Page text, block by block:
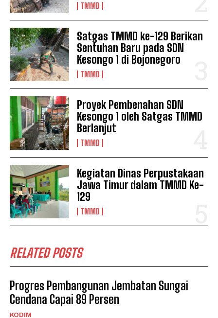
TMMD
Satgas TMMD ke-129 Berikan
Sentuhan Baru pada SDN
Kesongo 1 di Bojonegoro
TMMD
Proyek Pembenahan SDN
Kesongo 1 oleh Satgas TMMD
Berlanjut
TMMD
Kegiatan Dinas Perpustakaan
Jawa Timur dalam TMMD Ke-
129
TMMD
RELATED POSTS
Progres Pembangunan Jembatan Sungai
Cendana Capai 89 Persen
KODIM